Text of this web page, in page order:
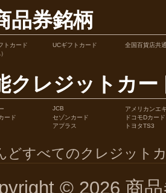
品券銘柄
トカード
UCギフトカード 全国百貨店共
クレジットカー
JCB
アメリカンエ
ード セゾンカード
ドコモDカード
アプラス トヨタTS3
どすべてのクレジット
© 2026 商